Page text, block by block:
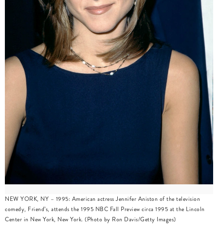
NEW YORK, NY – 1995: American actress Jennifer Aniston of the television
comedy, Friend’s, attends the 1995 NBC Fall Preview circa 1995 at the Lincoln
Center in New York, New York. (Photo by Ron Davis/Getty Images)